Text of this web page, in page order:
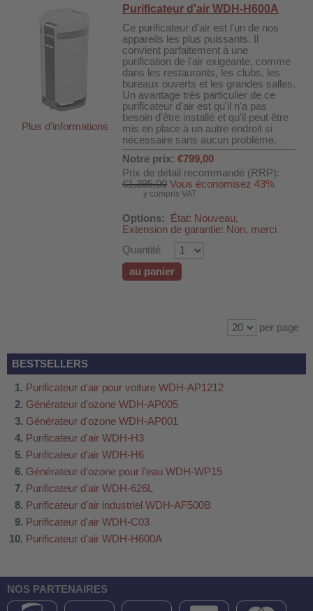
Plus d'informations
Purificateur d'air WDH-H600A
Ce purificateur d'air est l'un de nos
appareils les plus puissants. Il
convient parfaitement à une
purification de l'air exigeante, comme
dans les restaurants, les clubs, les
bureaux ouverts et les grandes salles.
Un avantage très particulier de ce
purificateur d'air est qu'il n'a pas
besoin d'être installé et qu'il peut être
mis en place à un autre endroit si
nécessaire sans aucun problème.
Notre prix: €799,00
Prix de détail recommandé (RRP):
€1.395,00 Vous économisez 43%
y compris VAT
Options:
État: Nouveau,
Extension de garantie: Non, merci
Quantité
au panier
per page
BESTSELLERS
Purificateur d'air pour voiture WDH-AP1212
Générateur d'ozone WDH-AP005
Générateur d'ozone WDH-AP001
Purificateur d'air WDH-H3
Purificateur d'air WDH-H6
Générateur d'ozone pour l'eau WDH-WP15
Purificateur d'air WDH-626L
Purificateur d'air industriel WDH-AF500B
Purificateur d'air WDH-C03
Purificateur d'air WDH-H600A
NOS PARTENAIRES